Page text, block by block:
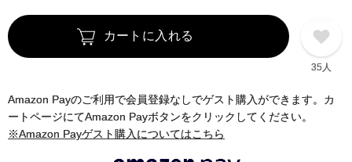
カートに入れる
35人
Amazon Payのご利用で会員登録なしでゲスト購入ができます。カ
ートページにてAmazon Payボタンをクリックしてください。
※Amazon Payゲスト購入についてはこちら